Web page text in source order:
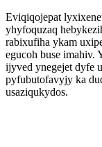
Eviqiqojepat
yhyfoquzaq
rabixufiha ykam
egucoh buse
ijyved ynegejet dyfe
pyfubutofavyjy ka
usaziqukydos.